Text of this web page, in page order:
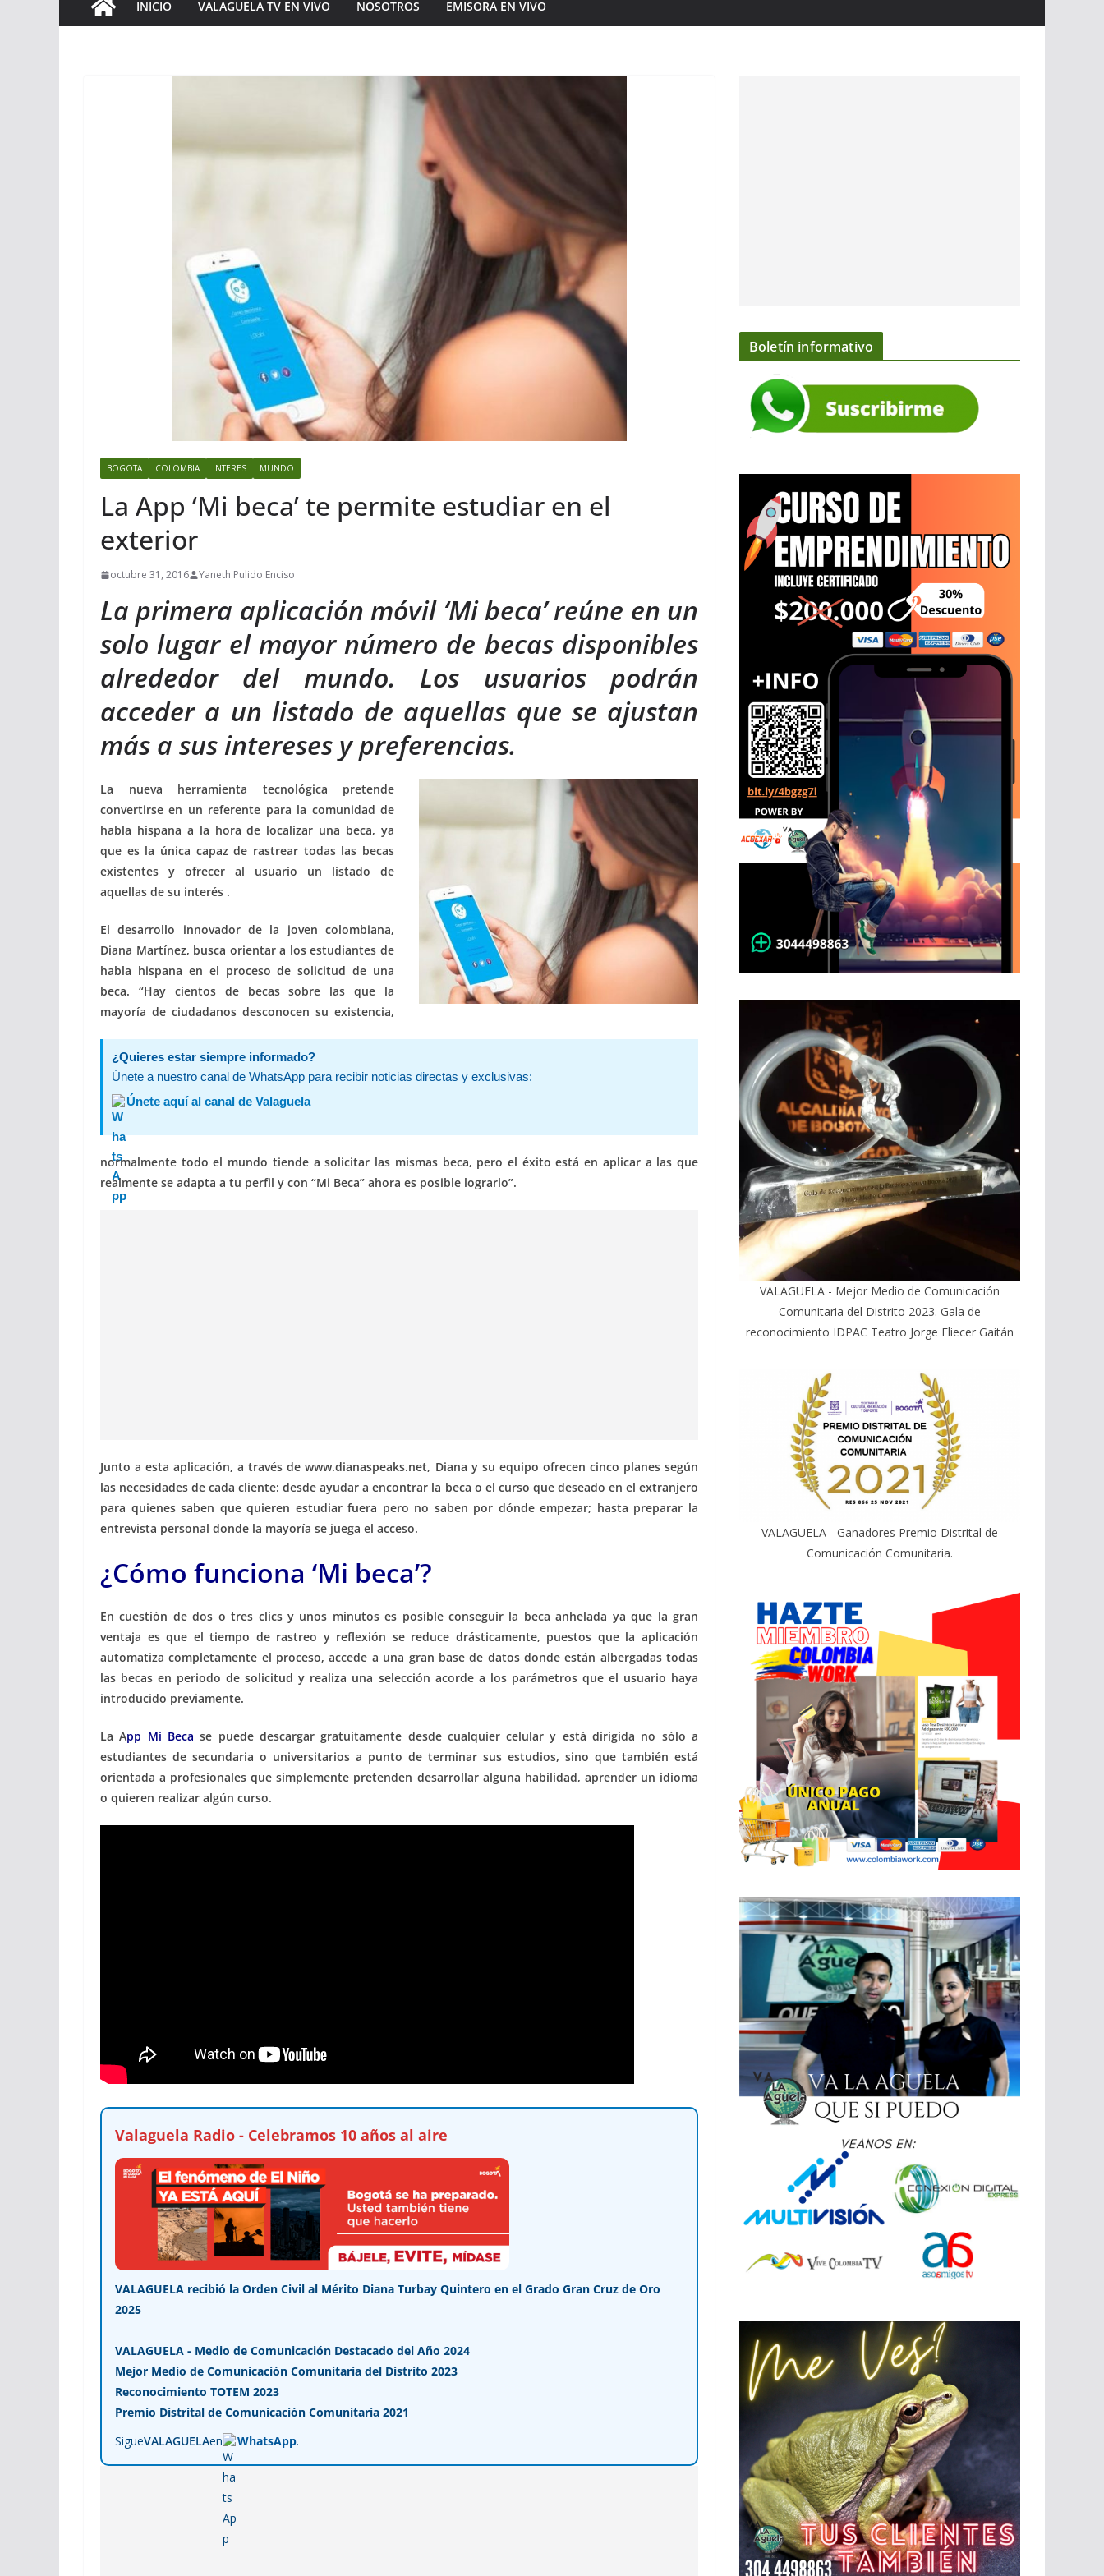
INICIO VALAGUELA TV EN VIVO NOSOTROS EMISORA EN VIVO
BOGOTA COLOMBIA INTERES MUNDO
La App ‘Mi beca’ te permite estudiar en el
exterior
octubre 31, 2016 Yaneth Pulido Enciso
La primera aplicación móvil ‘Mi beca’ reúne en un
solo lugar el mayor número de becas disponibles
alrededor del mundo. Los usuarios podrán
acceder a un listado de aquellas que se ajustan
más a sus intereses y preferencias.
La nueva herramienta tecnológica pretende
convertirse en un referente para la comunidad de
habla hispana a la hora de localizar una beca, ya
que es la única capaz de rastrear todas las becas
existentes y ofrecer al usuario un listado de
aquellas de su interés .
¿Quieres estar siempre informado?
Únete a nuestro canal de WhatsApp para recibir noticias directas y exclusivas:
Únete aquí al canal de Valaguela
El desarrollo innovador de la joven colombiana,
Diana Martínez, busca orientar a los estudiantes de
habla hispana en el proceso de solicitud de una
beca. “Hay cientos de becas sobre las que la
mayoría de ciudadanos desconocen su existencia,
normalmente todo el mundo tiende a solicitar las mismas beca, pero el éxito está en aplicar a las que
realmente se adapta a tu perfil y con “Mi Beca” ahora es posible lograrlo”.
Junto a esta aplicación, a través de www.dianaspeaks.net, Diana y su equipo ofrecen cinco planes según
las necesidades de cada cliente: desde ayudar a encontrar la beca o el curso que deseado en el extranjero
para quienes saben que quieren estudiar fuera pero no saben por dónde empezar; hasta preparar la
entrevista personal donde la mayoría se juega el acceso.
¿Cómo funciona ‘Mi beca’?
En cuestión de dos o tres clics y unos minutos es posible conseguir la beca anhelada ya que la gran
ventaja es que el tiempo de rastreo y reflexión se reduce drásticamente, puestos que la aplicación
automatiza completamente el proceso, accede a una gran base de datos donde están albergadas todas
las becas en periodo de solicitud y realiza una selección acorde a los parámetros que el usuario haya
introducido previamente.
La App Mi Beca se puede descargar gratuitamente desde cualquier celular y está dirigida no sólo a
estudiantes de secundaria o universitarios a punto de terminar sus estudios, sino que también está
orientada a profesionales que simplemente pretenden desarrollar alguna habilidad, aprender un idioma
o quieren realizar algún curso.
Valaguela Radio - Celebramos 10 años al aire
VALAGUELA recibió la Orden Civil al Mérito Diana Turbay Quintero en el Grado Gran Cruz de Oro
2025
VALAGUELA - Medio de Comunicación Destacado del Año 2024
Mejor Medio de Comunicación Comunitaria del Distrito 2023
Reconocimiento TOTEM 2023
Premio Distrital de Comunicación Comunitaria 2021
SigueVALAGUELAen WhatsApp.
Boletín informativo
VALAGUELA - Mejor Medio de Comunicación
Comunitaria del Distrito 2023. Gala de
reconocimiento IDPAC Teatro Jorge Eliecer Gaitán
VALAGUELA - Ganadores Premio Distrital de
Comunicación Comunitaria.